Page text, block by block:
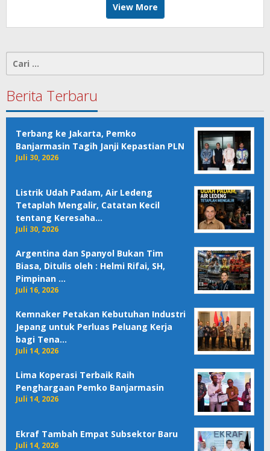
View More
Cari
untuk:
Berita Terbaru
Terbang ke Jakarta, Pemko
Banjarmasin Tagih Janji Kepastian PLN
Juli 30, 2026
Listrik Udah Padam, Air Ledeng
Tetaplah Mengalir, Catatan Kecil
tentang Keresaha…
Juli 30, 2026
Argentina dan Spanyol Bukan Tim
Biasa, Ditulis oleh : Helmi Rifai, SH,
Pimpinan …
Juli 16, 2026
Kemnaker Petakan Kebutuhan Industri
Jepang untuk Perluas Peluang Kerja
bagi Tena…
Juli 14, 2026
Lima Koperasi Terbaik Raih
Penghargaan Pemko Banjarmasin
Juli 14, 2026
Ekraf Tambah Empat Subsektor Baru
Juli 14, 2026